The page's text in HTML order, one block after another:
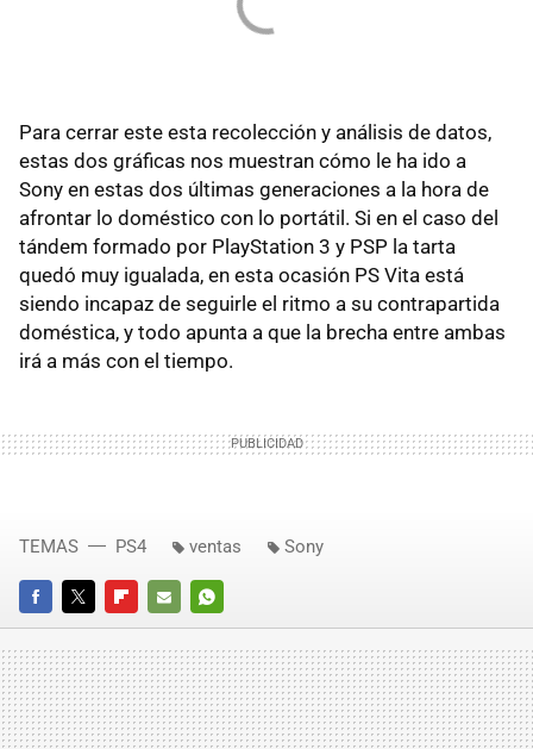
Para cerrar este esta recolección y análisis de datos,
estas dos gráficas nos muestran cómo le ha ido a
Sony en estas dos últimas generaciones a la hora de
afrontar lo doméstico con lo portátil. Si en el caso del
tándem formado por PlayStation 3 y PSP la tarta
quedó muy igualada, en esta ocasión PS Vita está
siendo incapaz de seguirle el ritmo a su contrapartida
doméstica, y todo apunta a que la brecha entre ambas
irá a más con el tiempo.
FACEBOOKTWITTERFLIPBOARD
E-
MAIL
WHATSAPP
TEMAS PS4 ventas Sony